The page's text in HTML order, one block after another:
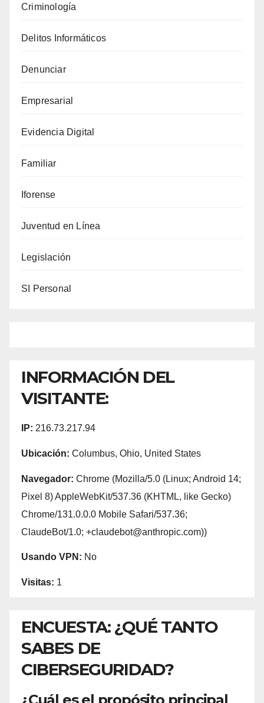
los
agentes
IA
exponiendo
nube
nuevas
Criminología
Delitos Informáticos
Denunciar
Empresarial
Evidencia Digital
Familiar
Iforense
Juventud en Línea
Legislación
SI Personal
INFORMACIÓN DEL
VISITANTE:
IP: 216.73.217.94
Ubicación: Columbus, Ohio, United States
Navegador: Chrome (Mozilla/5.0 (Linux; Android 14;
Pixel 8) AppleWebKit/537.36 (KHTML, like Gecko)
Chrome/131.0.0.0 Mobile Safari/537.36;
ClaudeBot/1.0; +claudebot@anthropic.com))
Usando VPN: No
Visitas: 1
ENCUESTA: ¿QUÉ TANTO
SABES DE
CIBERSEGURIDAD?